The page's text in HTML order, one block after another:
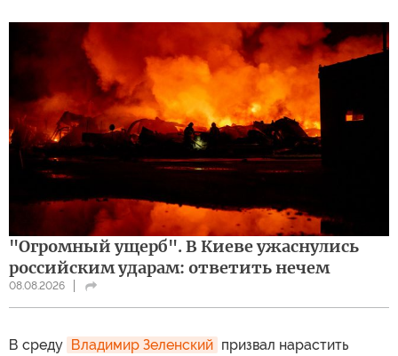
"Огромный ущерб". В Киеве ужаснулись
российским ударам: ответить нечем
08.08.2026
В среду Владимир Зеленский призвал нарастить